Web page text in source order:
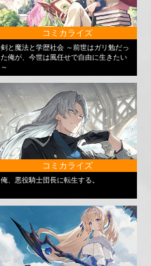
コミカライズ
剣と魔法と学歴社会 ～前世はガリ勉だっ
た俺が、今世は風任せで自由に生きたい
～
コミカライズ
俺、悪役騎士団長に転生する。